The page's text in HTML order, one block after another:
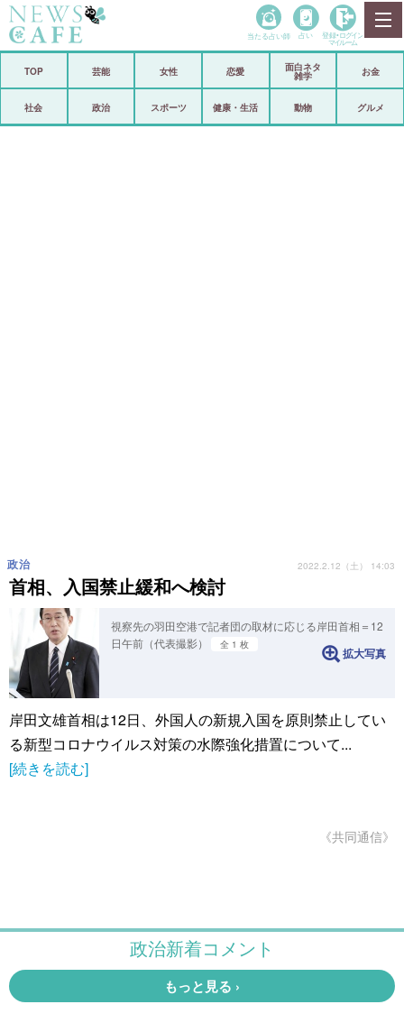
政治
当たる占い師 占い 登録• ログイン
マイルーム
TOP 芸能 女性 恋愛
面白ネタ
雑学
お金
社会 政治 スポーツ 健康・生活 動物 グルメ
首相、入国禁止緩和へ検討
政治 2022.2.12（土） 14:03
視察先の羽田空港で記者団の取材に応じる岸田首相＝12
日午前（代表撮影）
全 1 枚
拡大写真
岸田文雄首相は12日、外国人の新規入国を原則禁止してい
る新型コロナウイルス対策の水際強化措置について...
[続きを読む]
《共同通信》